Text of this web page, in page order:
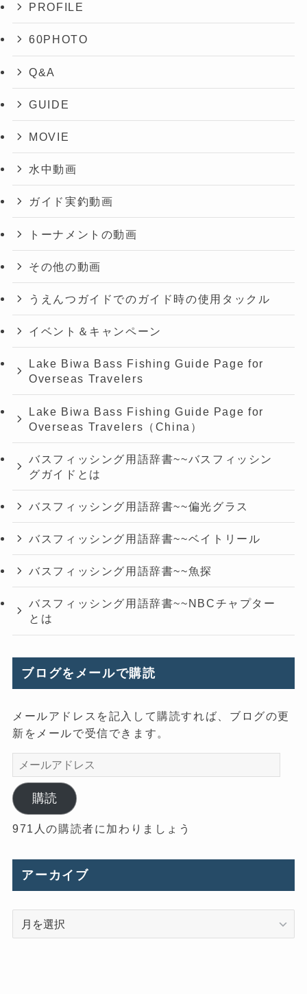
PROFILE
60PHOTO
Q&A
GUIDE
MOVIE
水中動画
ガイド実釣動画
トーナメントの動画
その他の動画
うえんつガイドでのガイド時の使用タックル
イベント＆キャンペーン
Lake Biwa Bass Fishing Guide Page for
Overseas Travelers
Lake Biwa Bass Fishing Guide Page for
Overseas Travelers（China）
バスフィッシング用語辞書~~バスフィッシン
グガイドとは
バスフィッシング用語辞書~~偏光グラス
バスフィッシング用語辞書~~ベイトリール
バスフィッシング用語辞書~~魚探
バスフィッシング用語辞書~~NBCチャプター
とは
ブログをメールで購読
メールアドレスを記入して購読すれば、ブログの更
新をメールで受信できます。
ー
ル
ア
ド
ス
購読
971人の購読者に加わりましょう
アーカイブ